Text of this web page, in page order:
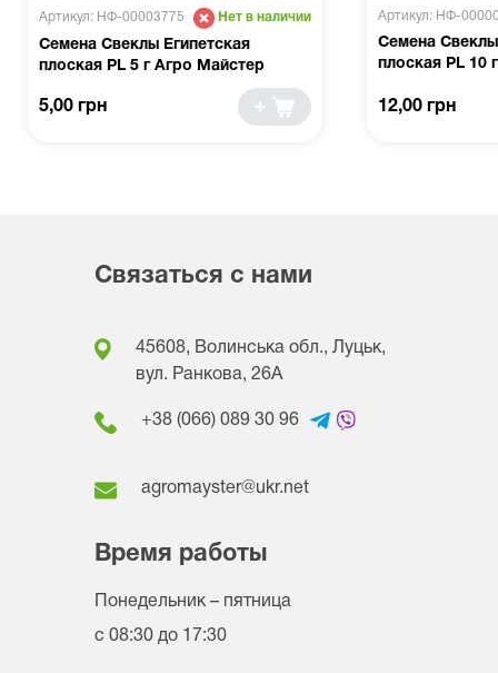
Артикул: НФ-00003775 Нет в наличии
Семена Свеклы Египетская
плоская PL 5 г Агро Майстер
5,00 грн
Артикул: НФ-
Семена Свеклы
плоская PL 10
12,00 грн
Связаться с нами
45608, Волинська обл., Луцьк,
вул. Ранкова, 26A
+38 (066) 089 30 96
agromayster@ukr.net
Время работы
Понедельник – пятница
с 08:30 до 17:30